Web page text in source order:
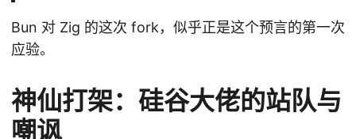
Bun 对 Zig 的这次 fork，似乎正是这个预言的第一次
应验。
神仙打架：硅谷大佬的站队与
嘲讽